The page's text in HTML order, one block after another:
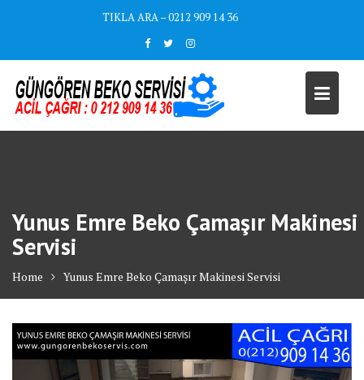
TIKLA ARA – 0212 909 14 36
Yunus Emre Beko Çamaşır Makinesi
Servisi
Home Yunus Emre Beko Çamaşır Makinesi Servisi